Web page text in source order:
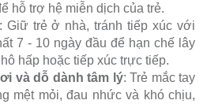
hỗ trợ hệ miễn dịch của trẻ.
: Giữ trẻ ở nhà, tránh tiếp xúc với
7 - 10 ngày đầu để hạn chế lây
hấp hoặc tiếp xúc trực tiếp.
và dỗ dành tâm lý: Trẻ mắc tay
mệt mỏi, đau nhức và khó chịu,